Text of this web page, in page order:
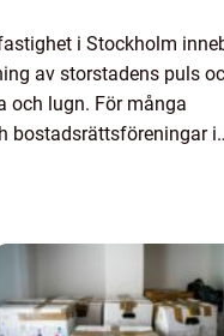
i Stockholm
av storstadens puls
och lugn. För många
bostadsrättsföreningar i